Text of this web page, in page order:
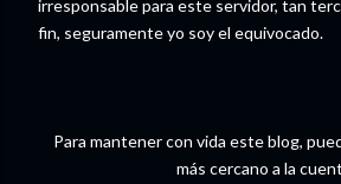
irresponsable para este servidor, tan
fin, seguramente yo soy el equivocado.
Para mantener con vida este blog,
más cercano a la